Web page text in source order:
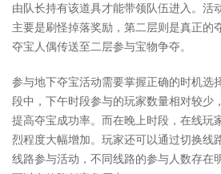
由队长持有该道具才能带领队伍进入。活
主要是刷怪掉落奖励，第二层则是真正的
夺宝人偶传送至二层参与宝物争夺。
参与地下夺宝活动需要掌握正确的时机选
段中，下午时段参与的玩家数量相对较少
提高夺宝成功率。而在晚上时段，在线玩
烈程度大幅增加。玩家还可以通过切换线
线路参与活动，不同线路的参与人数存在